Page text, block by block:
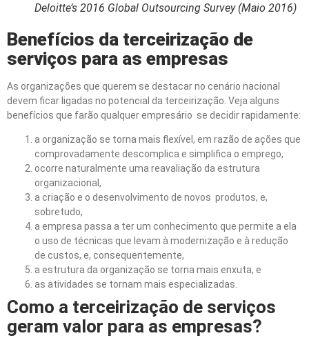
Deloitte’s 2016 Global Outsourcing Survey (Maio 2016)
Benefícios da terceirização de
serviços para as empresas
As organizações que querem se destacar no cenário nacional
devem ficar ligadas no potencial da terceirização. Veja alguns
benefícios que farão qualquer empresário se decidir rapidamente:
a organização se torna mais flexível, em razão de ações que
comprovadamente descomplica e simplifica o emprego,
ocorre naturalmente uma reavaliação da estrutura
organizacional,
a criação e o desenvolvimento de novos produtos, e,
sobretudo,
a empresa passa a ter um conhecimento que permite a ela
o uso de técnicas que levam à modernização e à redução
de custos, e, consequentemente,
a estrutura da organização se torna mais enxuta, e
as atividades se tornam mais especializadas.
Como a terceirização de serviços
geram valor para as empresas?